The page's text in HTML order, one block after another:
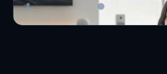
Master Bussiness 23 มิถุนายน 2026